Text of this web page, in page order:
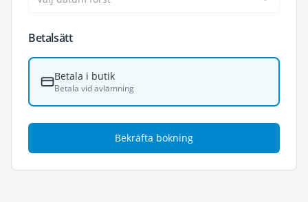
Betalsätt
Betala i butik
Betala vid avlämning
Bekräfta bokning